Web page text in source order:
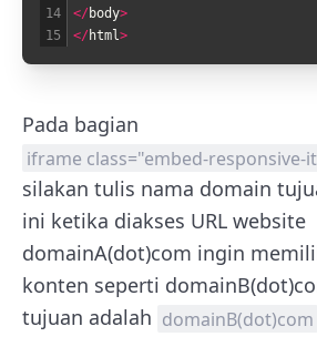
14
15
</ body>
</ html>
Pada bagian
iframe class="embed-
silakan tulis nama domain
ini ketika diakses URL website
domainA(dot)com ingin
konten seperti
tujuan adalah domainB(dot)com